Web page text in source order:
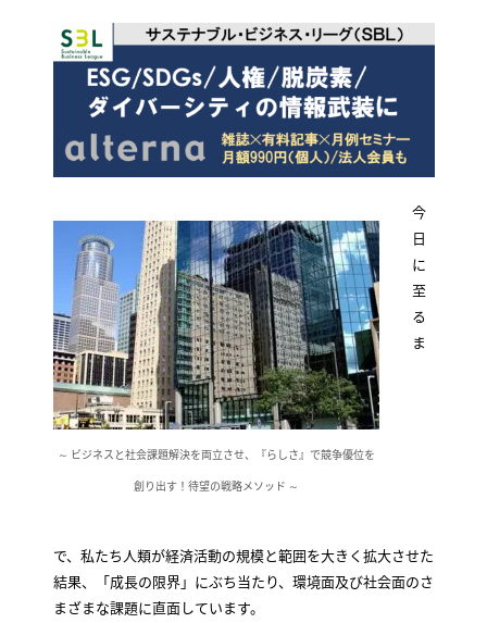
～ ビジネスと社会課題解決を両立させ、『らしさ』で競争優位を
創り出す！待望の戦略メソッド ～
今
日
に
至
る
ま
で、私たち人類が経済活動の規模と範囲を大きく拡大させた
結果、「成長の限界」にぶち当たり、環境面及び社会面のさ
まざまな課題に直面しています。